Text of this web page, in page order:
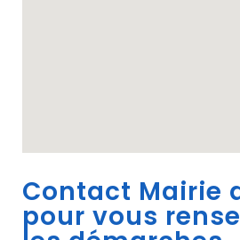
Contact Mairie
pour vous